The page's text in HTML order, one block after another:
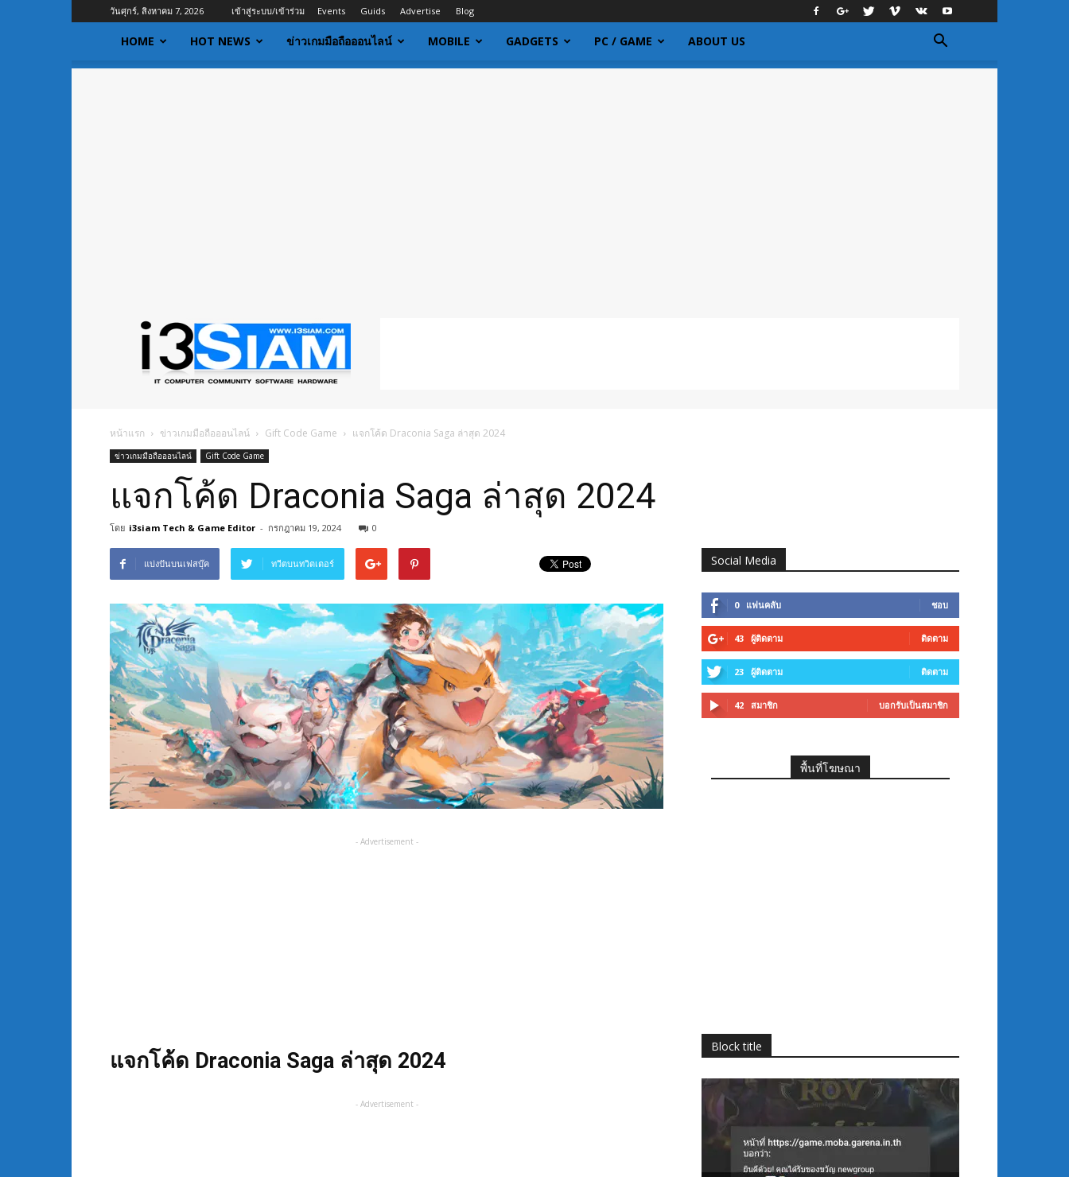
วันศุกร์, สิงหาคม 7, 2026 เข้าสู่ระบบ/เข้าร่วม Events Guids Advertise Blog
HOME HOT NEWS ข่าวเกมมือถือออนไลน์ MOBILE GADGETS PC / GAME ABOUT US
I3siam
ข่าว
ไอที
ข่าวสาร
กับ
เทคโนโลยี
หน้าแรก ข่าวเกมมือถือออนไลน์ Gift Code Game แจกโค้ด Draconia Saga ล่าสุด 2024
ข่าวเกมมือถือออนไลน์ Gift Code Game
แจกโค้ด Draconia Saga ล่าสุด 2024
โดย i3siam Tech & Game Editor - กรกฎาคม 19, 2024 0
แบ่งปันบนเฟสบุ๊ค ทวีตบนทวิตเตอร์
- Advertisement -
แจกโค้ด Draconia Saga ล่าสุด 2024
- Advertisement -
Social Media
0 แฟนคลับ ชอบ
43 ผู้ติดตาม ติดตาม
23 ผู้ติดตาม ติดตาม
42 สมาชิก บอกรับเป็นสมาชิก
พื้นที่โฆษณา
Block title